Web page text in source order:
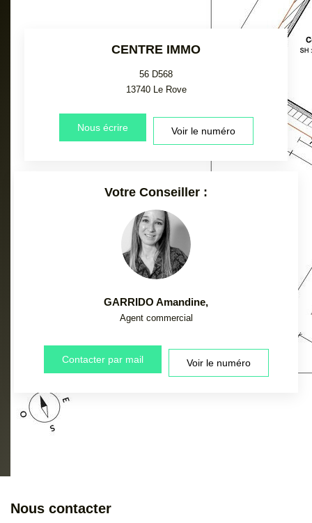
CENTRE IMMO
56 D568
13740 Le Rove
Nous écrire Voir le numéro
Votre Conseiller :
GARRIDO Amandine,
Agent commercial
Contacter par mail Voir le numéro
Nous contacter